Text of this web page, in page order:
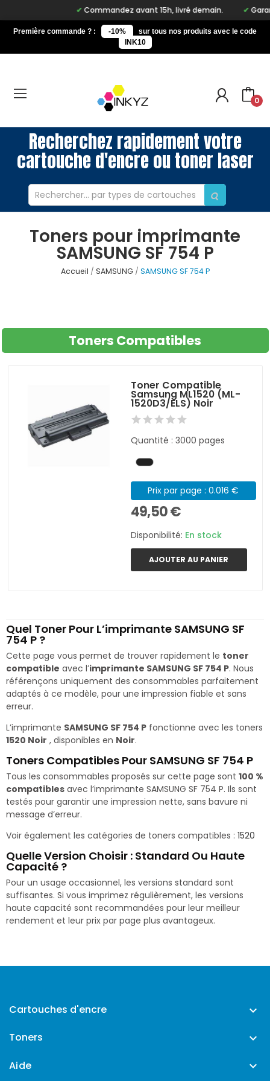
Commandez avant 15h, livré demain.
Première commande ? : -10%
sur tous nos produits avec le code
INK10
0
Recherchez rapidement votre
cartouche d'encre ou toner laser
Toners pour imprimante
SAMSUNG SF 754 P
Accueil SAMSUNG SAMSUNG SF 754 P
Toners Compatibles
Toner Compatible
Samsung ML1520 (ML-
1520D3/ELS) Noir
Quantité : 3000 pages
Prix par page : 0.016 €
49,50 €
Disponibilité: En stock
AJOUTER AU PANIER
Quel Toner Pour L’imprimante SAMSUNG SF
754 P ?
Cette page vous permet de trouver rapidement le toner
compatible avec l’imprimante SAMSUNG SF 754 P. Nous
référençons uniquement des consommables parfaitement
adaptés à ce modèle, pour une impression fiable et sans
erreur.
L’imprimante SAMSUNG SF 754 P fonctionne avec les toners
1520 Noir , disponibles en Noir.
Toners Compatibles Pour SAMSUNG SF 754 P
Tous les consommables proposés sur cette page sont 100 %
compatibles avec l’imprimante SAMSUNG SF 754 P. Ils sont
testés pour garantir une impression nette, sans bavure ni
message d’erreur.
Voir également les catégories de toners compatibles : 1520
Quelle Version Choisir : Standard Ou Haute
Capacité ?
Pour un usage occasionnel, les versions standard sont
suffisantes. Si vous imprimez régulièrement, les versions
haute capacité sont recommandées pour leur meilleur
rendement et leur prix par page plus avantageux.
Cartouches d'encre 
Toners 
Aide 